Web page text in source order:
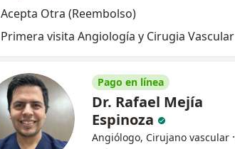
Acepta Otra (Reembolso)
Primera visita Angiología y Cirugia Vascular
Pago en línea
Dr. Rafael Mejía
Espinoza
Angiólogo, Cirujano vascular ·